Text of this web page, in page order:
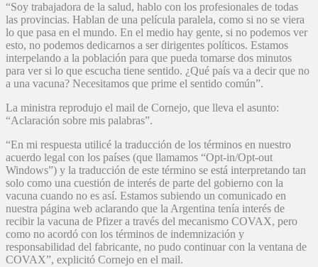
“Soy trabajadora de la salud, hablo con los profesionales de todas
las provincias. Hablan de una película paralela, como si no se viera
lo que pasa en el mundo. En el medio hay gente, si no podemos ver
esto, no podemos dedicarnos a ser dirigentes políticos. Estamos
interpelando a la población para que pueda tomarse dos minutos
para ver si lo que escucha tiene sentido. ¿Qué país va a decir que no
a una vacuna? Necesitamos que prime el sentido común”.
La ministra reprodujo el mail de Cornejo, que lleva el asunto:
“Aclaración sobre mis palabras”.
“En mi respuesta utilicé la traducción de los términos en nuestro
acuerdo legal con los países (que llamamos “Opt-in/Opt-out
Windows”) y la traducción de este término se está interpretando tan
solo como una cuestión de interés de parte del gobierno con la
vacuna cuando no es así. Estamos subiendo un comunicado en
nuestra página web aclarando que la Argentina tenía interés de
recibir la vacuna de Pfizer a través del mecanismo COVAX, pero
como no acordó con los términos de indemnización y
responsabilidad del fabricante, no pudo continuar con la ventana de
COVAX”, explicitó Cornejo en el mail.